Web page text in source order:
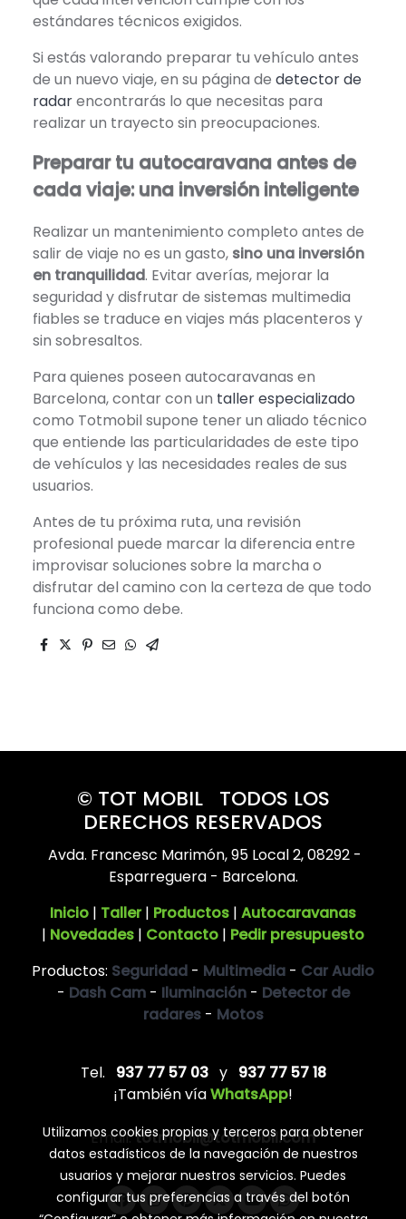
estándares técnicos exigidos.
Si estás valorando preparar tu vehículo antes
de un nuevo viaje, en su página de detector de
radarencontrarás lo que necesitas para
realizar un trayecto sin preocupaciones.
Preparar tu autocaravana antes de
cada viaje: una inversión inteligente
Realizar un mantenimiento completo antes de
salir de viaje no es un gasto, sino una inversión
en tranquilidad. Evitar averías, mejorar la
seguridad y disfrutar de sistemas multimedia
fiables se traduce en viajes más placenteros y
sin sobresaltos.
Para quienes poseen autocaravanas en
Barcelona, contar con un taller especializado
como Totmobil supone tener un aliado técnico
que entiende las particularidades de este tipo
de vehículos y las necesidades reales de sus
usuarios.
Antes de tu próxima ruta, una revisión
profesional puede marcar la diferencia entre
improvisar soluciones sobre la marcha o
disfrutar del camino con la certeza de que todo
funciona como debe.
© TOT MOBIL TODOS LOS
DERECHOS RESERVADOS
Avda. Francesc Marimón, 95 Local 2, 08292 -
Esparreguera - Barcelona.
Inicio | Taller| Productos | Autocaravanas
| Novedades | Contacto | Pedir presupuesto
Productos: Seguridad - Multimedia - Car Audio
- Dash Cam- Iluminación- Detector de
radares- Motos
Tel. 937 77 57 03 y 937 77 57 18
¡También víaWhatsApp!
Email:totmobil@totmobil.com
Utilizamos cookies propias y terceros para obtener
datos estadísticos de la navegación de nuestros
usuarios y mejorar nuestros servicios. Puedes
configurar tus preferencias a través del botón